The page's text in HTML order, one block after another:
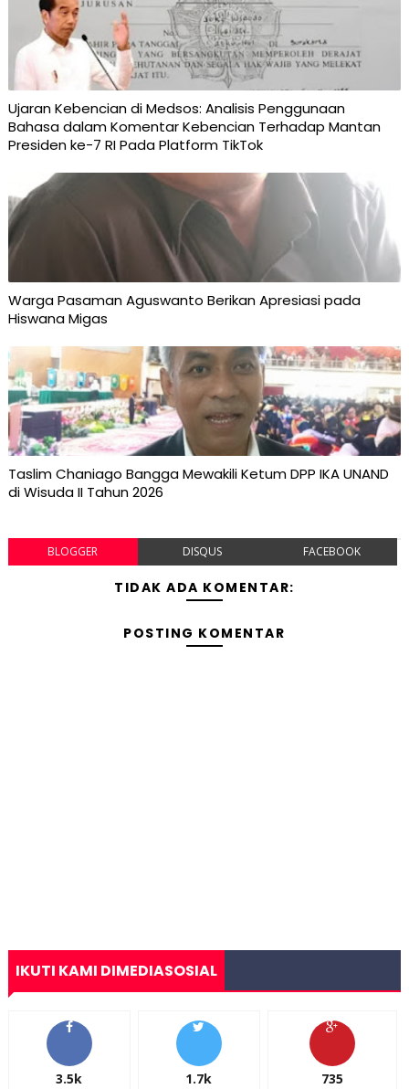
Ujaran Kebencian di Medsos: Analisis Penggunaan
Bahasa dalam Komentar Kebencian Terhadap Mantan
Presiden ke-7 RI Pada Platform TikTok
Warga Pasaman Aguswanto Berikan Apresiasi pada
Hiswana Migas
Taslim Chaniago Bangga Mewakili Ketum DPP IKA UNAND
di Wisuda II Tahun 2026
BLOGGER DISQUS FACEBOOK
TIDAK ADA KOMENTAR:
POSTING KOMENTAR
IKUTI KAMI DIMEDIASOSIAL
3.5k 1.7k 735